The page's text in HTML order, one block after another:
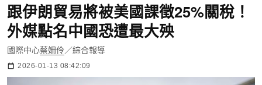
跟伊朗貿易將被美國課徵25%關稅！
外媒點名中國恐遭最大殃
國際中心蔡姍伶／綜合報導
2026-01-13 08:42:09